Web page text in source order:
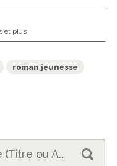
et plus
roman jeunesse